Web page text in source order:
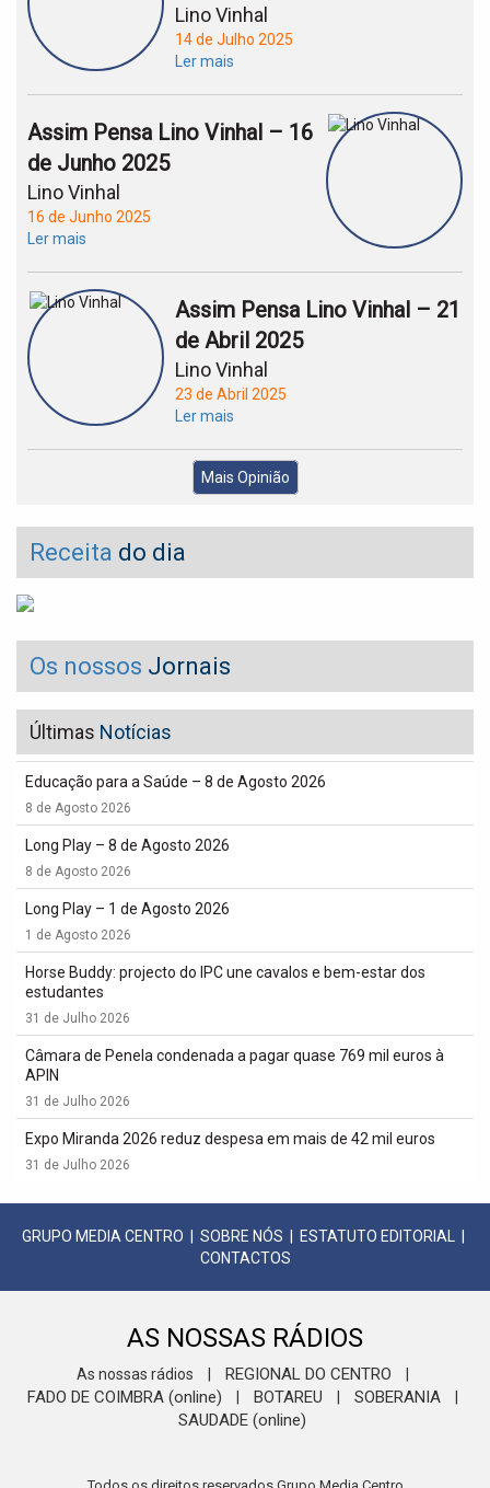
Lino Vinhal
14 de Julho 2025
Ler mais
Assim Pensa Lino Vinhal – 16
de Junho 2025
Lino Vinhal
16 de Junho 2025
Ler mais
Assim Pensa Lino Vinhal – 21
de Abril 2025
Lino Vinhal
23 de Abril 2025
Ler mais
Mais Opinião
Receita do dia
Os nossos Jornais
Últimas Notícias
Educação para a Saúde – 8 de Agosto 2026
8 de Agosto 2026
Long Play – 8 de Agosto 2026
8 de Agosto 2026
Long Play – 1 de Agosto 2026
1 de Agosto 2026
Horse Buddy: projecto do IPC une cavalos e bem-estar dos
estudantes
31 de Julho 2026
Câmara de Penela condenada a pagar quase 769 mil euros à
APIN
31 de Julho 2026
Expo Miranda 2026 reduz despesa em mais de 42 mil euros
31 de Julho 2026
GRUPO MEDIA CENTRO SOBRE NÓS ESTATUTO EDITORIAL
CONTACTOS
AS NOSSAS RÁDIOS
As nossas rádios REGIONAL DO CENTRO
FADO DE COIMBRA (online) BOTAREU SOBERANIA
SAUDADE (online)